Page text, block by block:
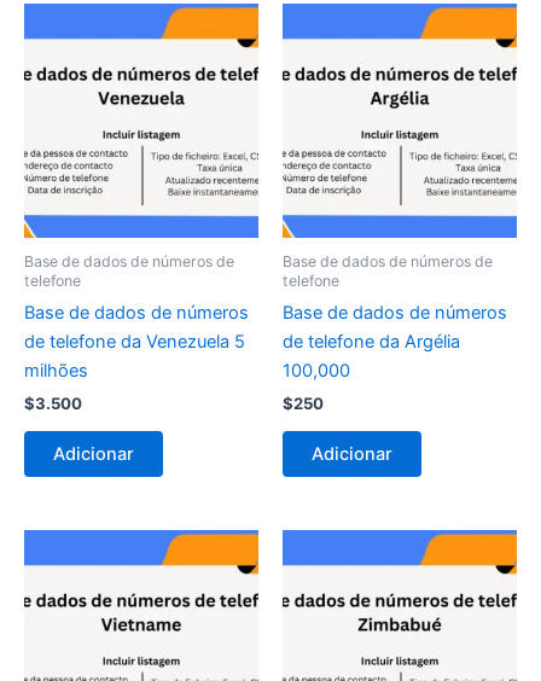
Base de dados de números de
telefone
Base de dados de números
de telefone da Venezuela 5
milhões
$3.500
Adicionar
Base de dados de números de
telefone
Base de dados de números
de telefone da Argélia
100,000
$250
Adicionar